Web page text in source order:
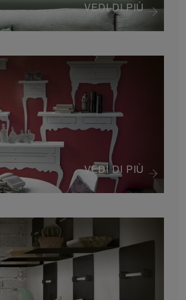
VEDI DI PIÙ
VEDI DI PIÙ